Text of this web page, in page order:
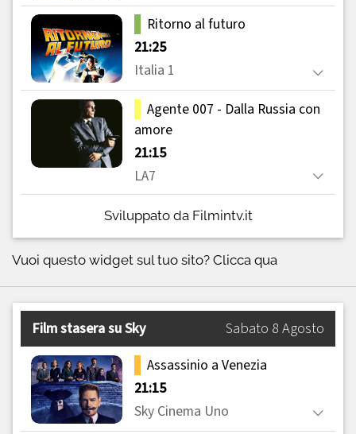
Sviluppato da Filmintv.it
Vuoi questo widget sul tuo sito? Clicca qua